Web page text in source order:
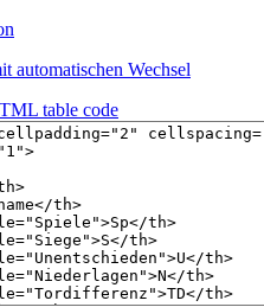
automatischen Wechsel
table code